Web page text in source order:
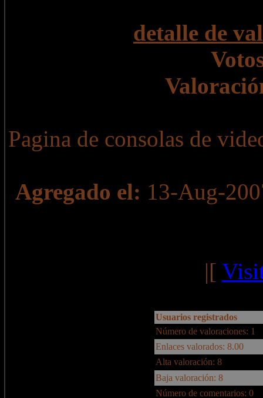
detalle de
Pagina de consolas de
Agregado el: 13-Aug-
|[
Usuarios registrados
Número de valoraciones: 1
Enlaces valorados: 8.00
Alta valoración: 8
Baja valoración: 8
Número de comentarios: 0